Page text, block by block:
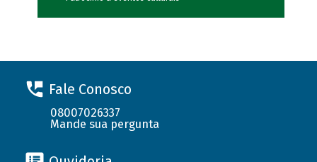
Fale Conosco
08007026337
Mande sua pergunta